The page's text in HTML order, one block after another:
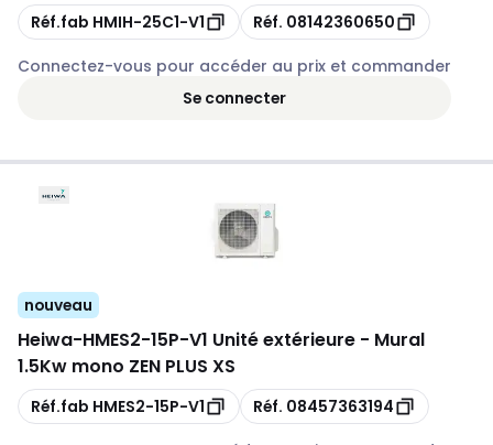
Copie
Réf.fab HMIH-25C1-V1 Copie
Réf. 08142360650
Connectez-vous pour accéder au prix et commander
Se connecter
nouveau
Heiwa-HMES2-15P-V1 Unité extérieure - Mural
1.5Kw mono ZEN PLUS XS
Copie
Réf.fab HMES2-15P-V1 Copie
Réf. 08457363194